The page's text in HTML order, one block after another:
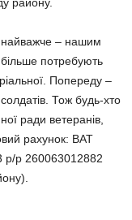
найважче – нашим
потребують
Попереду –
Тож будь-хто
ради ветеранів,
рахунок: ВАТ
р 260063012882